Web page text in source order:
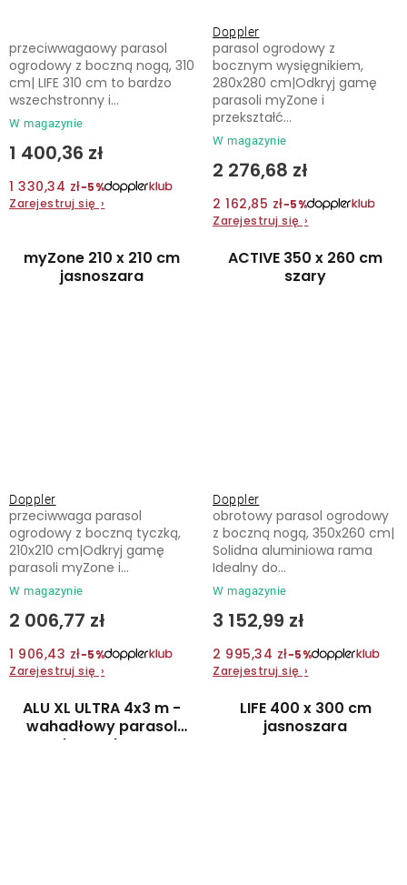
W magazynie
1 400,36 zł
1 330,34 zł−5%
Zarejestruj się ›
przeciwwagaowy parasol
ogrodowy z boczną nogą, 310
cm| LIFE 310 cm to bardzo
wszechstronny i...
Doppler
W magazynie
2 276,68 zł
2 162,85 zł−5%
Zarejestruj się ›
parasol ogrodowy z
bocznym wysięgnikiem,
280x280 cm|Odkryj gamę
parasoli myZone i
przekształć...
myZone 210 x 210 cm
jasnoszara
Doppler
W magazynie
2 006,77 zł
1 906,43 zł−5%
Zarejestruj się ›
przeciwwaga parasol
ogrodowy z boczną tyczką,
210x210 cm|Odkryj gamę
parasoli myZone i...
ACTIVE 350 x 260 cm
szary
Doppler
W magazynie
3 152,99 zł
2 995,34 zł−5%
Zarejestruj się ›
obrotowy parasol ogrodowy
z boczną nogą, 350x260 cm|
Solidna aluminiowa rama
Idealny do...
ALU XL ULTRA 4x3 m -
wahadłowy parasol
ogrodowy z bocznym
LIFE 400 x 300 cm
jasnoszara